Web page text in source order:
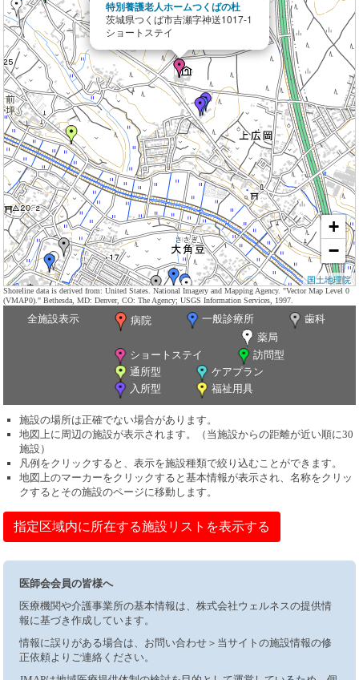
特別養護老人ホームつくばの杜
茨城県つくば市吉瀬字神送1017-1
ショートステイ
+
−
国土地理院
Shoreline data is derived from: United States. National Imagery and Mapping Agency. "Vector Map Level 0
(VMAP0)." Bethesda, MD: Denver, CO: The Agency; USGS Information Services, 1997.
全施設表示 病院 一般診療所
歯科
薬局
ショートステイ
訪問型
通所型
ケアプラン
入所型
福祉用具
施設の場所は正確でない場合があります。
地図上に周辺の施設が表示されます。（当施設からの距離が近い順に30
施設）
凡例をクリックすると、表示を施設種類で絞り込むことができます。
地図上のマーカーをクリックすると基本情報が表示され、名称をクリッ
クするとその施設のページに移動します。
指定区域内に所在する施設リストを表示する
医師会会員の皆様へ
医療機関や介護事業所の基本情報は、株式会社ウェルネスの提供情
報に基づき作成しています。
情報に誤りがある場合は、お問い合わせ＞当サイトの施設情報の修
正依頼よりご連絡ください。